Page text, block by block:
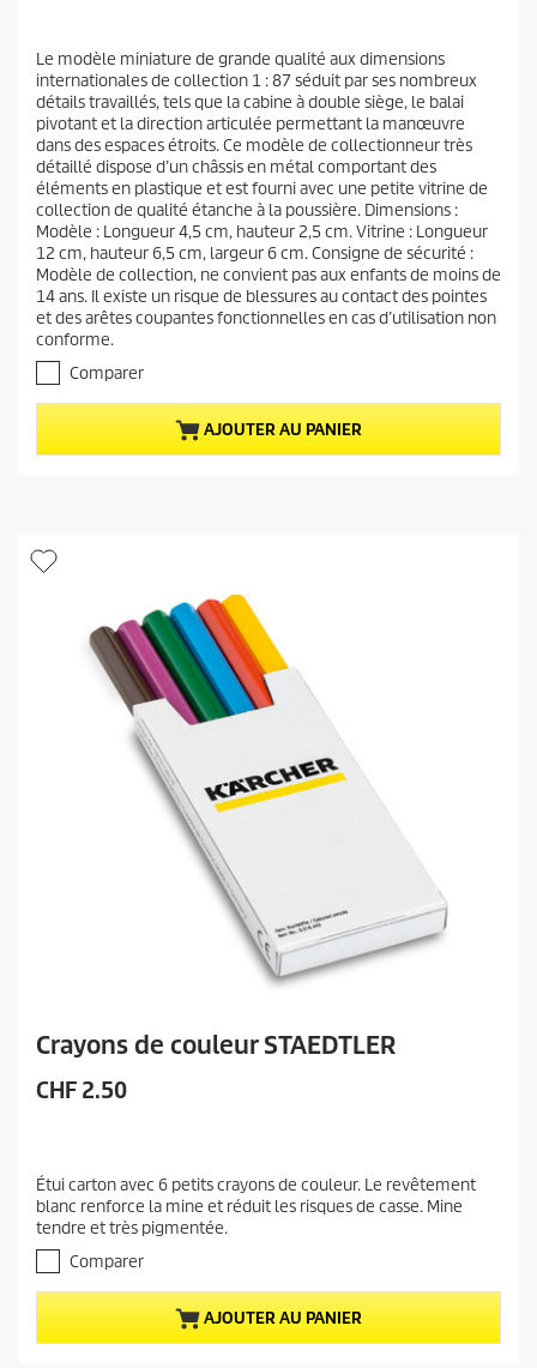
a
c
t
u
e
l
d
u
p
r
o
d
u
i
t
Le modèle miniature de grande qualité aux dimensions
internationales de collection 1 : 87 séduit par ses nombreux
détails travaillés, tels que la cabine à double siège, le balai
pivotant et la direction articulée permettant la manœuvre
dans des espaces étroits. Ce modèle de collectionneur très
détaillé dispose d’un châssis en métal comportant des
éléments en plastique et est fourni avec une petite vitrine de
collection de qualité étanche à la poussière. Dimensions :
Modèle : Longueur 4,5 cm, hauteur 2,5 cm. Vitrine : Longueur
12 cm, hauteur 6,5 cm, largeur 6 cm. Consigne de sécurité :
Modèle de collection, ne convient pas aux enfants de moins de
14 ans. Il existe un risque de blessures au contact des pointes
et des arêtes coupantes fonctionnelles en cas d’utilisation non
conforme.
Comparer
AJOUTER AU PANIER
Crayons de couleur STAEDTLER
P
x
a
c
t
u
e
l
d
CHF 2.50
Étui carton avec 6 petits crayons de couleur. Le revêtement
blanc renforce la mine et réduit les risques de casse. Mine
tendre et très pigmentée.
Comparer
AJOUTER AU PANIER